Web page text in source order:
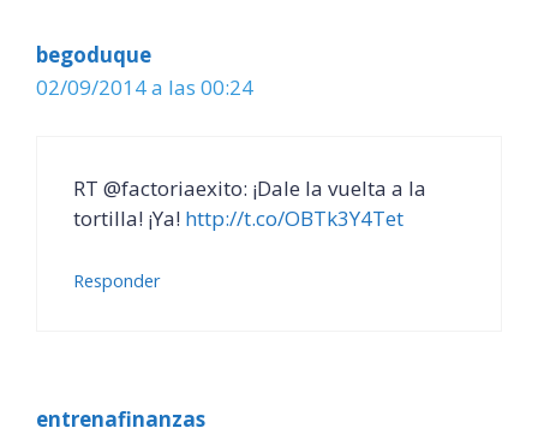
begoduque
02/09/2014 a las 00:24
RT @factoriaexito: ¡Dale la vuelta a la
tortilla! ¡Ya! http://t.co/OBTk3Y4Tet
Responder
entrenafinanzas